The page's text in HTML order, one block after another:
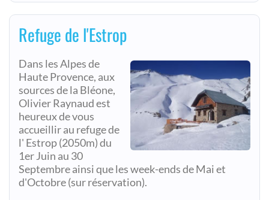
Refuge de l'Estrop
Dans les Alpes de
Haute Provence, aux
sources de la Bléone,
Olivier Raynaud est
heureux de vous
accueillir au refuge de
l' Estrop (2050m) du
1er Juin au 30
Septembre ainsi que les week-ends de Mai et
d'Octobre (sur réservation).